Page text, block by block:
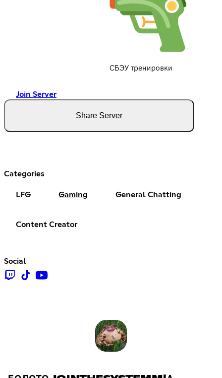
СБЭУ тренировки
Join Server
Share Server
Categories
LFG Gaming General Chatting
Content Creator
Social